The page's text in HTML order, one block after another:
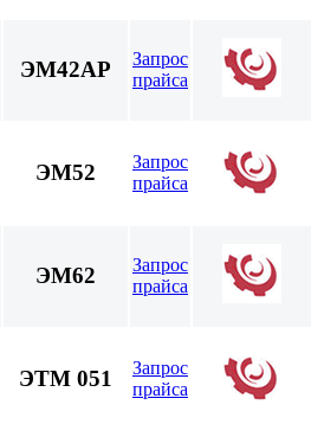
ЭМ42АР
Запрос
прайса
ЭМ52
Запрос
прайса
ЭМ62
Запрос
прайса
ЭТМ 051
Запрос
прайса